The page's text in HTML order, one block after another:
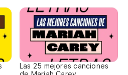
Las 25 mejores canciones